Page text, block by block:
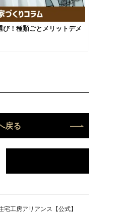
！種類ごとメリットデメ
戻る
工房アリアンス【公式】